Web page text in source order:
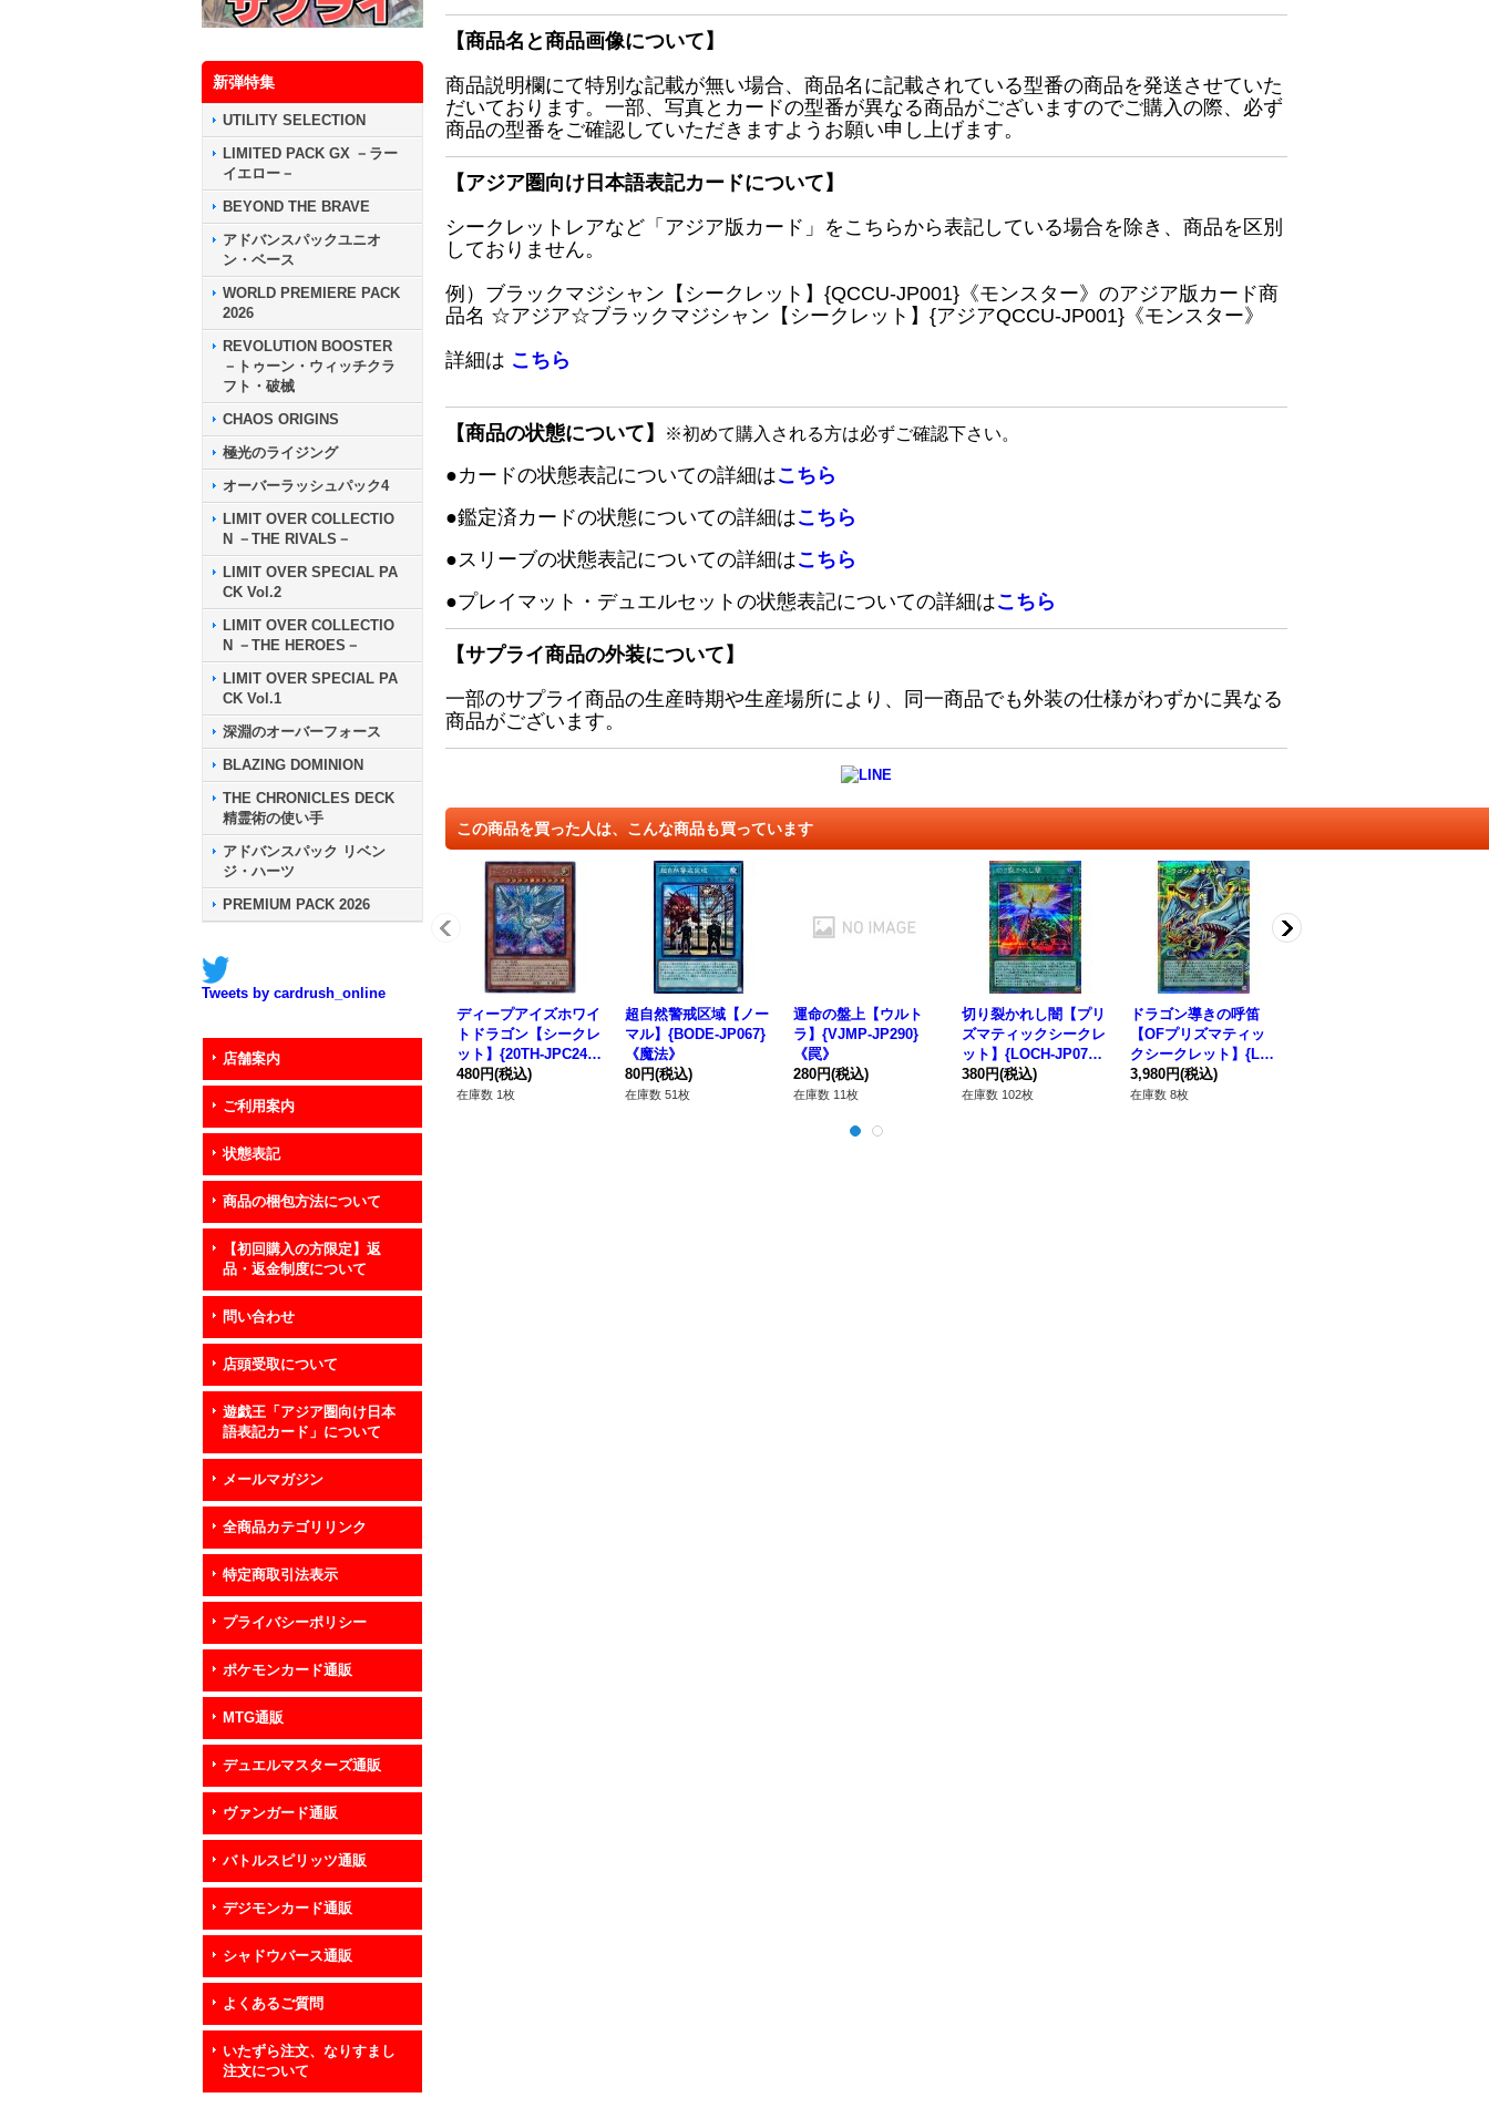
新弾特集
UTILITY SELECTION
LIMITED PACK GX －ラー
イエロー－
BEYOND THE BRAVE
アドバンスパックユニオ
ン・ベース
WORLD PREMIERE PACK
2026
REVOLUTION BOOSTER
－トゥーン・ウィッチクラ
フト・破械
CHAOS ORIGINS
極光のライジング
オーバーラッシュパック4
LIMIT OVER COLLECTIO
N －THE RIVALS－
LIMIT OVER SPECIAL PA
CK Vol.2
LIMIT OVER COLLECTIO
N －THE HEROES－
LIMIT OVER SPECIAL PA
CK Vol.1
深淵のオーバーフォース
BLAZING DOMINION
THE CHRONICLES DECK
精霊術の使い手
アドバンスパック リベン
ジ・ハーツ
PREMIUM PACK 2026
Tweets by cardrush_online
店舗案内
ご利用案内
状態表記
商品の梱包方法について
【初回購入の方限定】返
品・返金制度について
問い合わせ
店頭受取について
遊戯王「アジア圏向け日本
語表記カード」について
メールマガジン
全商品カテゴリリンク
特定商取引法表示
プライバシーポリシー
ポケモンカード通販
MTG通販
デュエルマスターズ通販
ヴァンガード通販
バトルスピリッツ通販
デジモンカード通販
シャドウバース通販
よくあるご質問
いたずら注文、なりすまし
注文について
【商品名と商品画像について】
商品説明欄にて特別な記載が無い場合、商品名に記載されている型番の商品を発送させていた
だいております。一部、写真とカードの型番が異なる商品がございますのでご購入の際、必ず
商品の型番をご確認していただきますようお願い申し上げます。
【アジア圏向け日本語表記カードについて】
シークレットレアなど「アジア版カード」をこちらから表記している場合を除き、商品を区別
しておりません。
例）ブラックマジシャン【シークレット】{QCCU-JP001}《モンスター》のアジア版カード商
品名 ☆アジア☆ブラックマジシャン【シークレット】{アジアQCCU-JP001}《モンスター》
詳細は こちら
【商品の状態について】 ※初めて購入される方は必ずご確認下さい。
●カードの状態表記についての詳細はこちら
●鑑定済カードの状態についての詳細はこちら
●スリーブの状態表記についての詳細はこちら
●プレイマット・デュエルセットの状態表記についての詳細はこちら
【サプライ商品の外装について】
一部のサプライ商品の生産時期や生産場所により、同一商品でも外装の仕様がわずかに異なる
商品がございます。
この商品を買った人は、こんな商品も買っています
ディープアイズホワイ
トドラゴン【シークレ
ット】{20TH-JPC24}
《モンスター》
480円(税込)
在庫数 1枚
超自然警戒区域【ノー
マル】{BODE-JP067}
《魔法》
80円(税込)
在庫数 51枚
運命の盤上【ウルト
ラ】{VJMP-JP290}
《罠》
280円(税込)
在庫数 11枚
切り裂かれし闇【プリ
ズマティックシークレ
ット】{LOCH-JP078}
《魔法》
380円(税込)
在庫数 102枚
ドラゴン導きの呼笛
【OFプリズマティッ
クシークレット】{LO
CR-JP003}《魔法》
3,980円(税込)
在庫数 8枚